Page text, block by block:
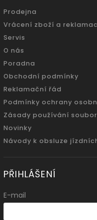
Prodejna
Vrácení zboží a
Servis
O nás
Poradna
Obchodní podmínky
Reklamační řád
Podmínky ochrany
Zásady používání
Novinky
Návody k obsluze
PŘIHLÁŠENÍ
E-mail